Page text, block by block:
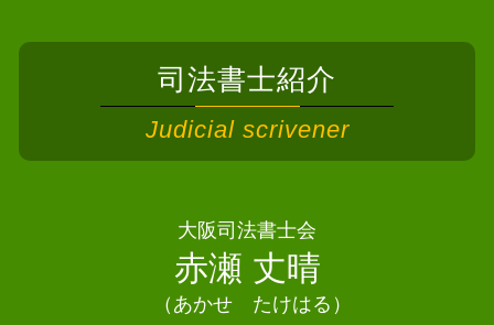
債務整理 ブラックリストに載らない
債務整理 家族
自己破産 デメリット 賃貸
任意整理とは
債務整理 個人事業主
自己破産 デメリット
相続 手続き 代行
遺産分割協議 登記 必要書類
法定相続人 遺留分
相続 土地 名義変更
相続放棄
法定相続人 孫
相続 変更登記
自筆証書遺言 検認
相続 司法書士 島本町
債務整理 司法書士 忠岡町
債務整理 司法書士 大阪市
相続 司法書士 岸和田市
相続 司法書士 高槻市
債務整理 司法書士 摂津市
相続 司法書士 太子町
司法書士紹介
Judicial scrivener
大阪司法書士会
赤瀬 丈晴
（あかせ たけはる）